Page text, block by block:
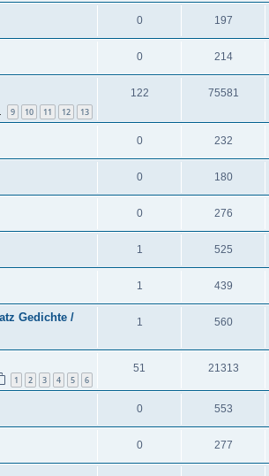
0 197
0 214
9 10 11 12 13
122 75581
0 232
0 180
0 276
1 525
1 439
Gedichte /
1 560
1 2 3 4 5 6
51 21313
0 553
0 277